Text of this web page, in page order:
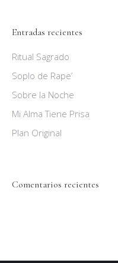
Entradas recientes
Ritual Sagrado
Soplo de Rape’
Sobre la Noche
Mi Alma Tiene Prisa
Plan Original
Comentarios recientes